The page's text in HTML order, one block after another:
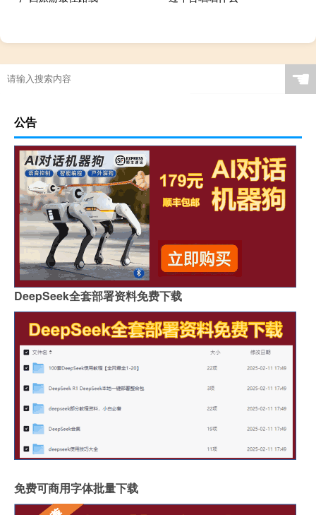
☚
公告
DeepSeek全套部署资料免费下载
免费可商用字体批量下载